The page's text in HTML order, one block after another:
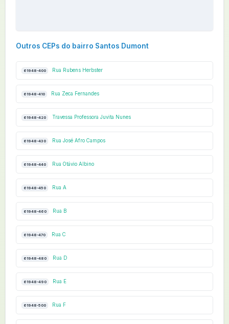
Outros CEPs do bairro Santos Dumont
61948-400 Rua Rubens Herbster
61948-410 Rua Zeca Fernandes
61948-420 Travessa Professora Juvita Nunes
61948-430 Rua José Afro Campos
61948-440 Rua Otávio Albino
61948-450 Rua A
61948-460 Rua B
61948-470 Rua C
61948-480 Rua D
61948-490 Rua E
61948-500 Rua F